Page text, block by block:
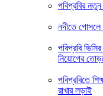
পবিপ্রবির
নদীতে গোসলে
পবিপ্রবি
নিয়োগের
পবিপ্রবিতে
রাখার লড়াই